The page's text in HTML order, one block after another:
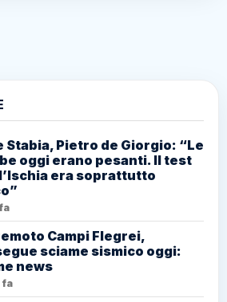
Stabia, Pietro de Giorgio: “Le
oggi erano pesanti. Il test
era soprattutto
Campi Flegrei,
sciame sismico oggi:
news
fa